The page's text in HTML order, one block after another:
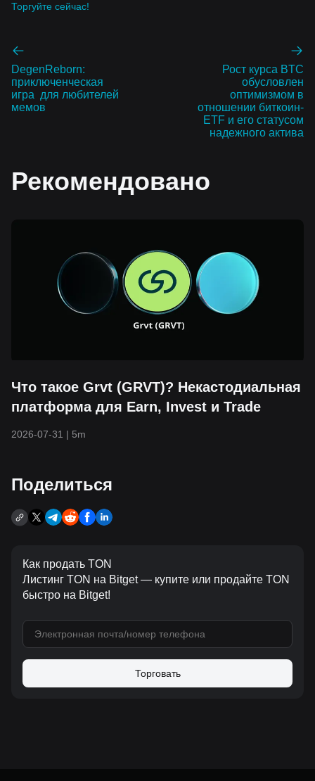
Торгуйте сейчас!
DegenReborn:
приключенческая
игра для любителей
мемов
Рост курса BTC
обусловлен
оптимизмом в
отношении биткоин-
ETF и его статусом
надежного актива
Рекомендовано
Что такое Grvt (GRVT)? Некастодиальная
платформа для Earn, Invest и Trade
2026-07-31 | 5m
Поделиться
Как продать TON
Листинг TON на Bitget — купите или продайте TON
быстро на Bitget!
Торговать